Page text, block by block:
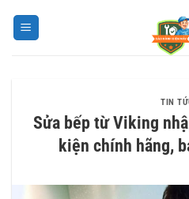
TIN
Sửa bếp từ Viking
kiện chính hãng,